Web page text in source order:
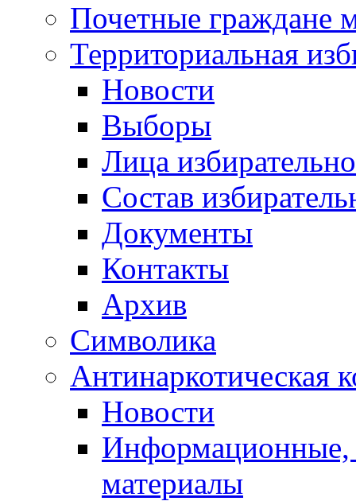
Почетные граждане
Территориальная
Новости
Выборы
Лица
Состав
Документы
Контакты
Архив
Символика
Антинаркотическая
Новости
Информационные,
материалы